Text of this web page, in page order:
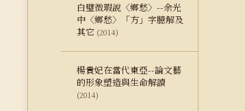
白璧微瑕說〈鄉愁〉--余光
中〈鄉愁〉「方」字臆解及
其它 (2014)
楊貴妃在當代東亞--論文藝
的形象塑造與生命解讀
(2014)